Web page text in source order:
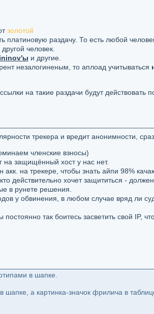
золотой
платиновую раздачу. То есть любой
человек.
и другие.
незалогиненым, то аплоад учитываться
на такие раздачи будут действовать
трекера и вредит анонимности,
членские взносы)
на защищённый хост у нас нет.
на трекере, чтобы знать айпи 98%
действительно хочет защититься -
в рунете решения.
у обвинения, в любом случае вряд ли
так боитесь засветить свой IP,
в шапке.
а картинка-значок фрилича в